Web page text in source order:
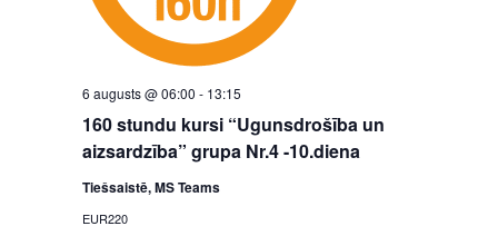
160 stundu kursi “Ugunsdrošība un
aizsardzība” grupa Nr.4 -10.diena
6 augusts @ 06:00 - 13:15
Tiešsaistē, MS Teams
EUR220